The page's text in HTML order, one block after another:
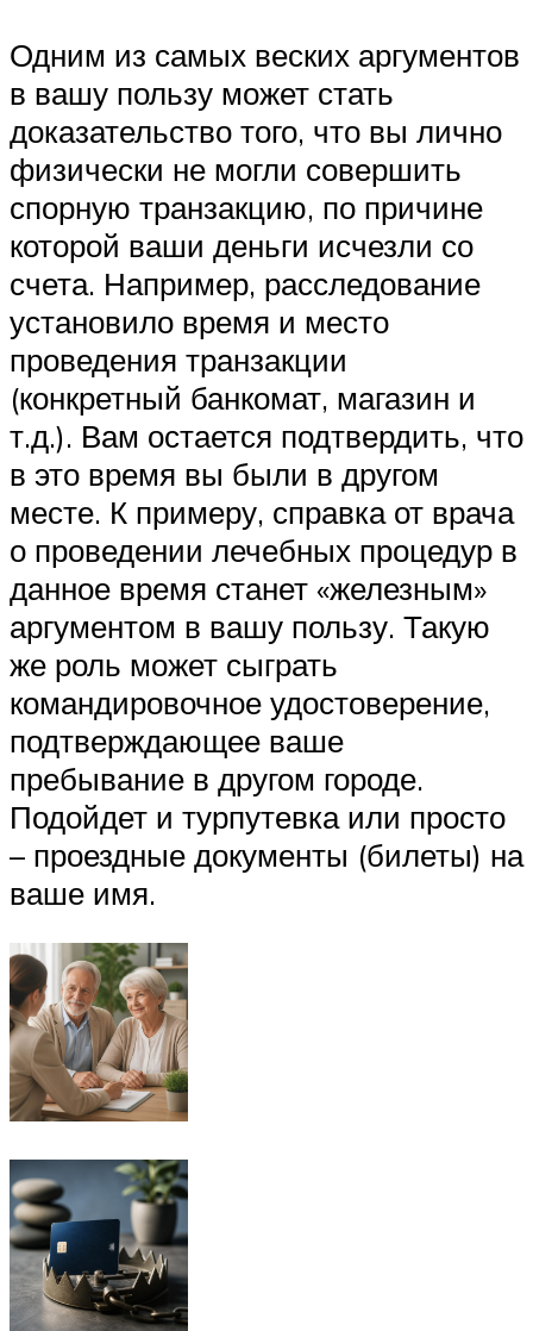
Одним из самых веских аргументов
в вашу пользу может стать
доказательство того, что вы лично
физически не могли совершить
спорную транзакцию, по причине
которой ваши деньги исчезли со
счета. Например, расследование
установило время и место
проведения транзакции
(конкретный банкомат, магазин и
т.д.). Вам остается подтвердить, что
в это время вы были в другом
месте. К примеру, справка от врача
о проведении лечебных процедур в
данное время станет «железным»
аргументом в вашу пользу. Такую
же роль может сыграть
командировочное удостоверение,
подтверждающее ваше
пребывание в другом городе.
Подойдет и турпутевка или просто
– проездные документы (билеты) на
ваше имя.